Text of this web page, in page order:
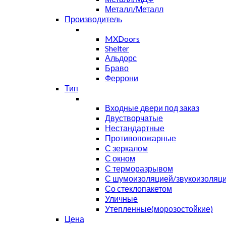
Металл/Металл
Производитель
MXDoors
Shelter
Альдорс
Браво
Феррони
Тип
Входные двери под заказ
Двустворчатые
Нестандартные
Противопожарные
С зеркалом
С окном
С терморазрывом
С шумоизоляцией/
Со стеклопакетом
Уличные
Утепленные(морозостойкие)
Цена